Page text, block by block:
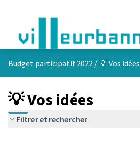
Budget participatif 2022 /💡 Vos idées
💡 Vos idées
Filtrer et rechercher